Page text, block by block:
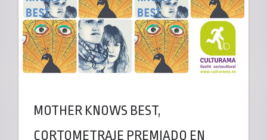
MOTHER KNOWS BEST,
CORTOMETRAJE PREMIADO EN